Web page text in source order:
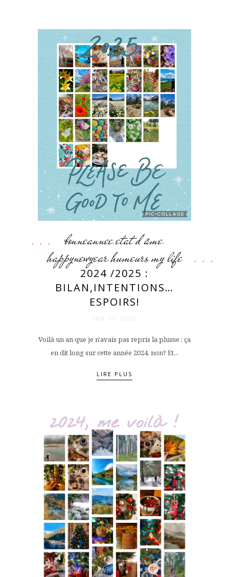
bonneannee,etat d'âme,
happynewyear,humeurs, my life
2024 /2025 :
BILAN,INTENTIONS…
ESPOIRS!
JAN 13. 2025
Voilà un an que je n'avais pas repris la plume : ça
en dit long sur cette année 2024, non? Et...
LIRE PLUS